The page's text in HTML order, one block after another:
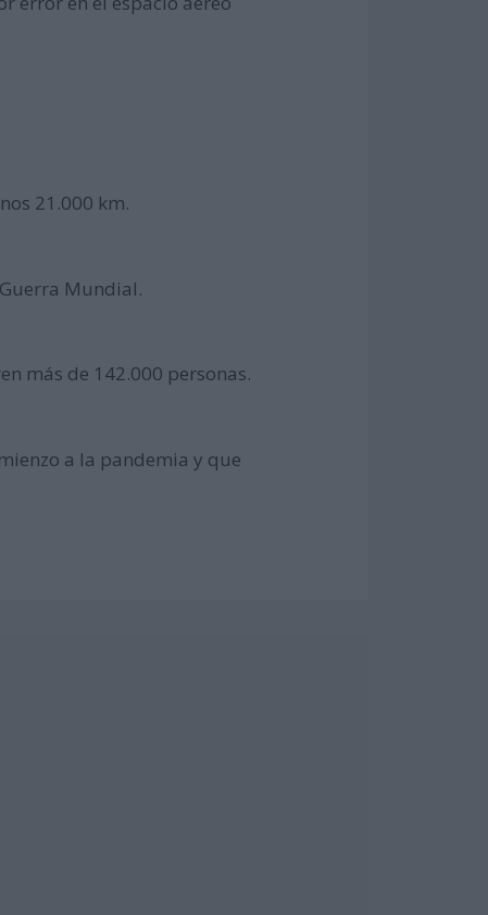
21.000 km.
Mundial.
más de 142.000 personas.
a la pandemia y que